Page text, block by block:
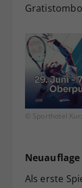
© Sporthotel
Als erste